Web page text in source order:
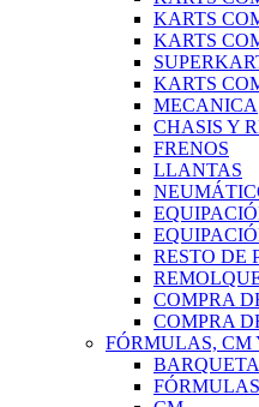
KARTS
KARTS
KARTS
MECANICA
CHASIS Y
FRENOS
LLANTAS
RESTO DE
COMPRA
COMPRA
FÓRMULAS, CM
FÓRMULAS